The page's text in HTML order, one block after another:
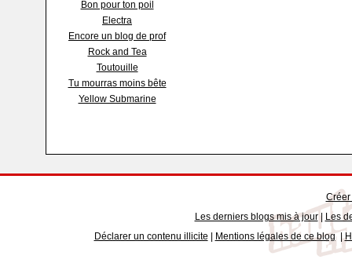
Bon pour ton poil
Electra
Encore un blog de prof
Rock and Tea
Toutouille
Tu mourras moins bête
Yellow Submarine
Les derniers blogs mis à jour| Les
Déclarer un contenu illicite
Mentions légales de ce blog|